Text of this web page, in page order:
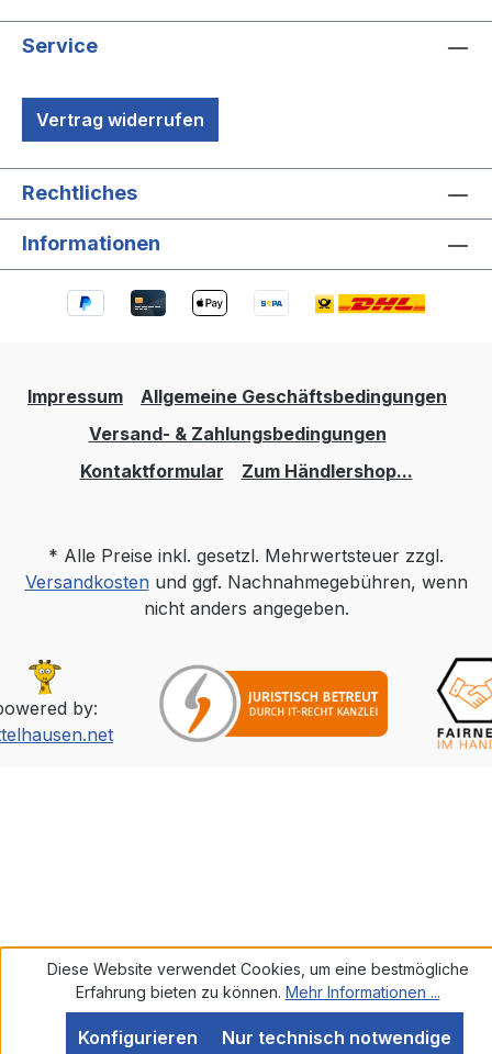
Service
Vertrag widerrufen
Rechtliches
Informationen
Impressum
Allgemeine Geschäftsbedingungen
Versand- & Zahlungsbedingungen
Kontaktformular
Zum Händlershop...
* Alle Preise inkl. gesetzl. Mehrwertsteuer zzgl.
Versandkostenund ggf. Nachnahmegebühren, wenn
nicht anders angegeben.
by:
Diese Website verwendet Cookies, um eine bestmögliche
Erfahrung bieten zu können. Mehr Informationen ...
Nur technisch notwendige
Konfigurieren